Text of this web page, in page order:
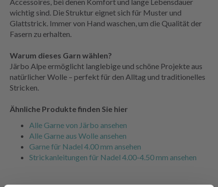
wichtig sind. Die Struktur eignet sich für Muster und
Glattstrick. Immer von Hand waschen, um die Qualität der
Fasern zu erhalten.
Warum dieses Garn wählen?
Järbo Alpe ermöglicht langlebige und schöne Projekte aus
natürlicher Wolle – perfekt für den Alltag und traditionelles
Stricken.
Ähnliche Produkte finden Sie hier
Alle Garne von Järbo ansehen
Alle Garne aus Wolle ansehen
Garne für Nadel 4.00 mm ansehen
Strickanleitungen für Nadel 4.00-4.50 mm ansehen